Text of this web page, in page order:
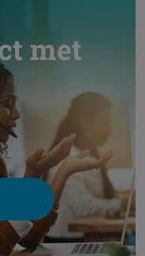
met